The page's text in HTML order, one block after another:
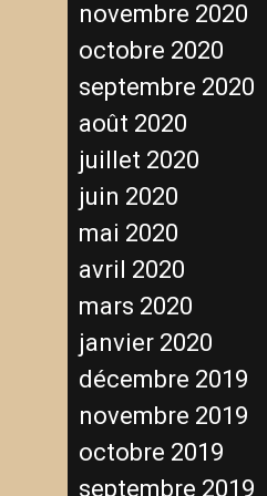
novembre 2020
octobre 2020
septembre 2020
août 2020
juillet 2020
juin 2020
mai 2020
avril 2020
mars 2020
janvier 2020
décembre 2019
novembre 2019
octobre 2019
septembre 2019